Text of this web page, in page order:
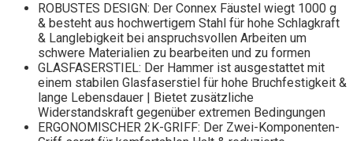
ROBUSTES DESIGN: Der Connex Fäustel wiegt 1000 g
& besteht aus hochwertigem Stahl für hohe Schlagkraft
& Langlebigkeit bei anspruchsvollen Arbeiten um
schwere Materialien zu bearbeiten und zu formen
GLASFASERSTIEL: Der Hammer ist ausgestattet mit
einem stabilen Glasfaserstiel für hohe Bruchfestigkeit &
lange Lebensdauer | Bietet zusätzliche
Widerstandskraft gegenüber extremen Bedingungen
ERGONOMISCHER 2K-GRIFF: Der Zwei-Komponenten-